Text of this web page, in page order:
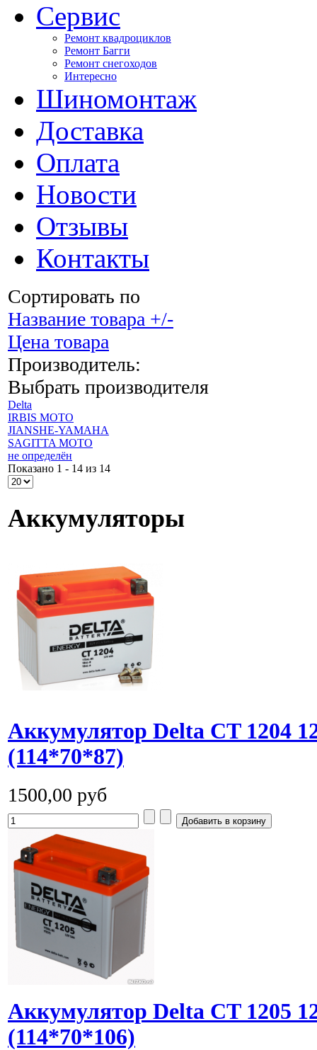
Сервис
Ремонт квадроциклов
Ремонт Багги
Ремонт снегоходов
Интересно
Шиномонтаж
Доставка
Оплата
Новости
Отзывы
Контакты
Сортировать по
Название товара +/-
Цена товара
Производитель:
Выбрать производителя
Delta
IRBIS MOTO
JIANSHE-YAMAHA
SAGITTA MOTO
не определён
Показано 1 - 14 из 14
Аккумуляторы
Аккумулятор Delta CT 1204
(114*70*87)
1500,00 руб
Аккумулятор Delta CT 1205
(114*70*106)